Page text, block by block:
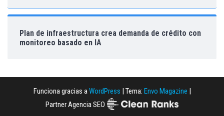
Plan de infraestructura crea demanda de crédito con
monitoreo basado en IA
Funciona gracias a WordPress | Tema: Envo Magazine |
Partner Agencia SEO